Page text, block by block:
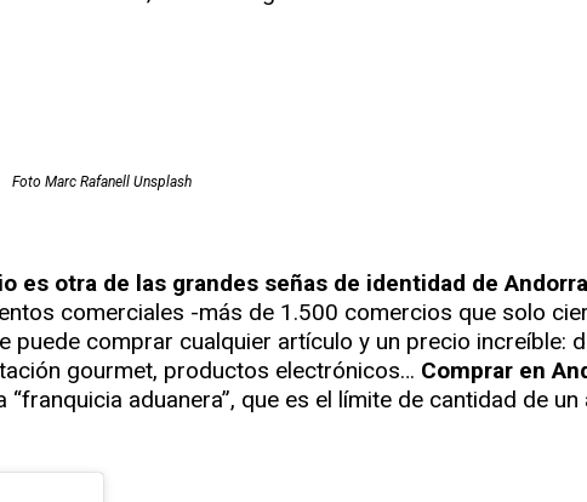
Foto Marc Rafanell Unsplash
es otra de las grandes señas de identidad de
comerciales -más de 1.500 comercios que solo
puede comprar cualquier artículo y un precio increíble:
gourmet, productos electrónicos… Comprar en
aduanera”, que es el límite de cantidad de